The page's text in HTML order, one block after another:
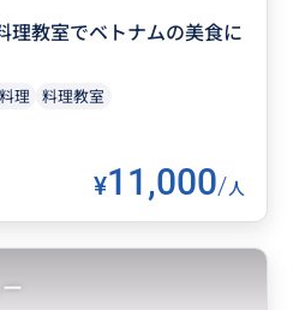
理教室でベトナムの美食に
理 料理教室
¥11,000/人